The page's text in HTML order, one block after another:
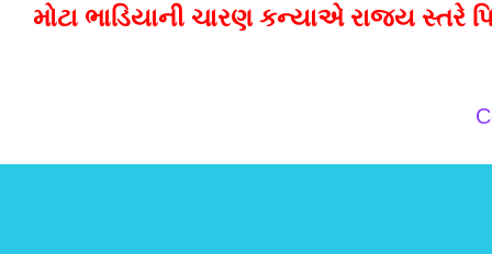
મોટા ભાડિયાની ચારણ કન્યાએ રાજ્ય સ્તરે